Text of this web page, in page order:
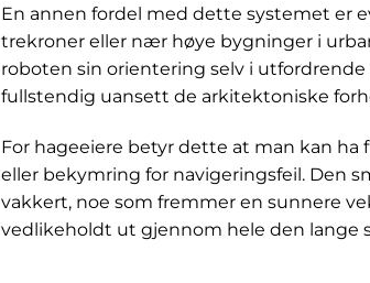
En annen fordel med dette systemet er
trekroner eller nær høye bygninger i
roboten sin orientering selv i
fullstendig uansett de arkitektoniske
For hageeiere betyr dette at man kan
eller bekymring for navigeringsfeil. Den
vakkert, noe som fremmer en sunnere
vedlikeholdt ut gjennom hele den lange